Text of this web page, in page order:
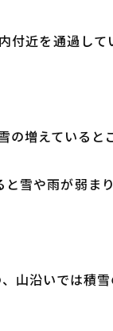
近を通過し
増えていると
雪や雨が弱ま
沿いでは積雪